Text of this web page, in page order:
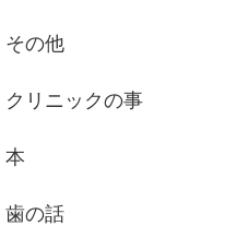
その他
クリニックの事
本
歯の話